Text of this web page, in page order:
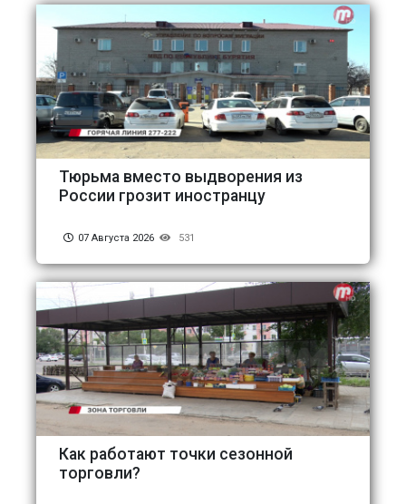
Тюрьма вместо выдворения из
России грозит иностранцу
07 Августа 2026 531
Как работают точки сезонной
торговли?